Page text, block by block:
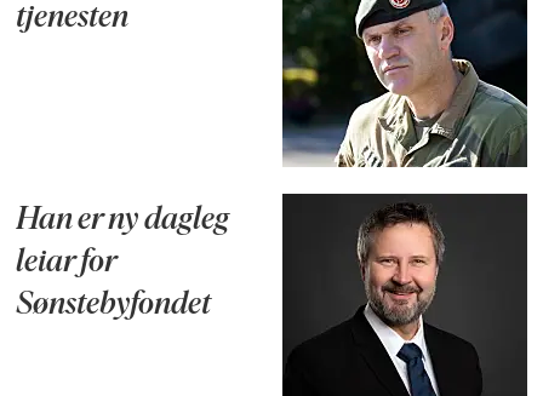
tjenesten
Han er ny dagleg
leiar for
Sønstebyfondet